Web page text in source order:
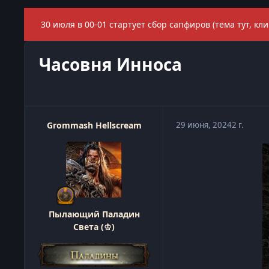
30 июля в 00-01 стартует сбор сапфиров (тема тут,
Часовня Инноса
Grommash Hellscream
Пылающий Паладин
Света (♔)
29 июня, 20242 г.